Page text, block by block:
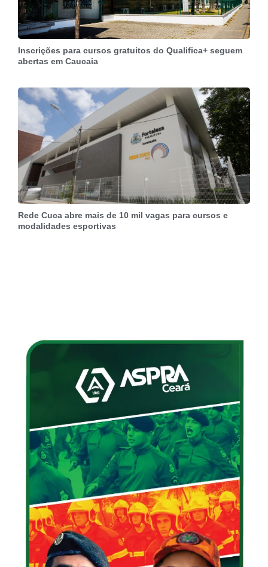
Inscrições para cursos gratuitos do Qualifica+ seguem
abertas em Caucaia
Rede Cuca abre mais de 10 mil vagas para cursos e
modalidades esportivas